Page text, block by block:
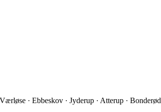
· Ebbeskov · Jyderup · Atterup · Bonderød